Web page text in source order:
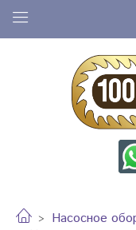
Насосное